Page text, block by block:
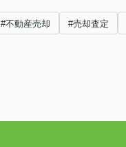
#不動産売却 #売却査定